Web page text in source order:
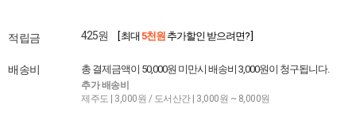
적립금 425원 [ 최대 5천원 추가할인 받으려면? ]
배송비 총 결제금액이 50,000원 미만시 배송비 3,000원이 청구됩니다.
추가 배송비
제주도 | 3,000원 / 도서산간 | 3,000원 ~ 8,000원